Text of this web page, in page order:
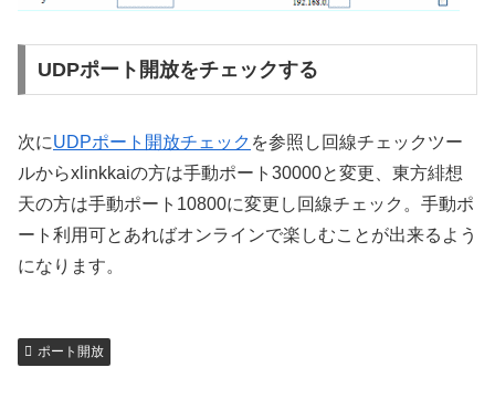
UDPポート開放をチェックする
次にUDPポート開放チェック を参照し回線チェックツー
ルからxlinkkaiの方は手動ポート30000と変更、東方緋想
天の方は手動ポート10800に変更し回線チェック。手動ポ
ート利用可とあればオンラインで楽しむことが出来るよう
になります。
ポート開放